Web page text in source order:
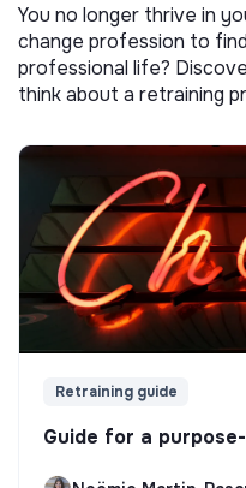
You no longer thrive in
change profession to
professional life?
think about a retraining
Retraining guide
Guide for a